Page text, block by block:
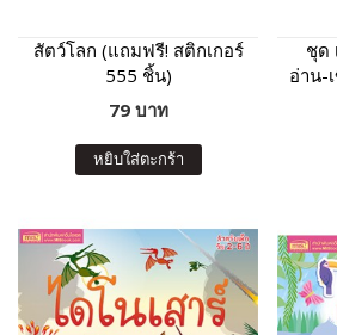
สัตว์โลก (แถมฟรี! สติกเกอร์
555 ชิ้น)
79 บาท
หยิบใส่ตะกร้า
ชุด
อ่าน-